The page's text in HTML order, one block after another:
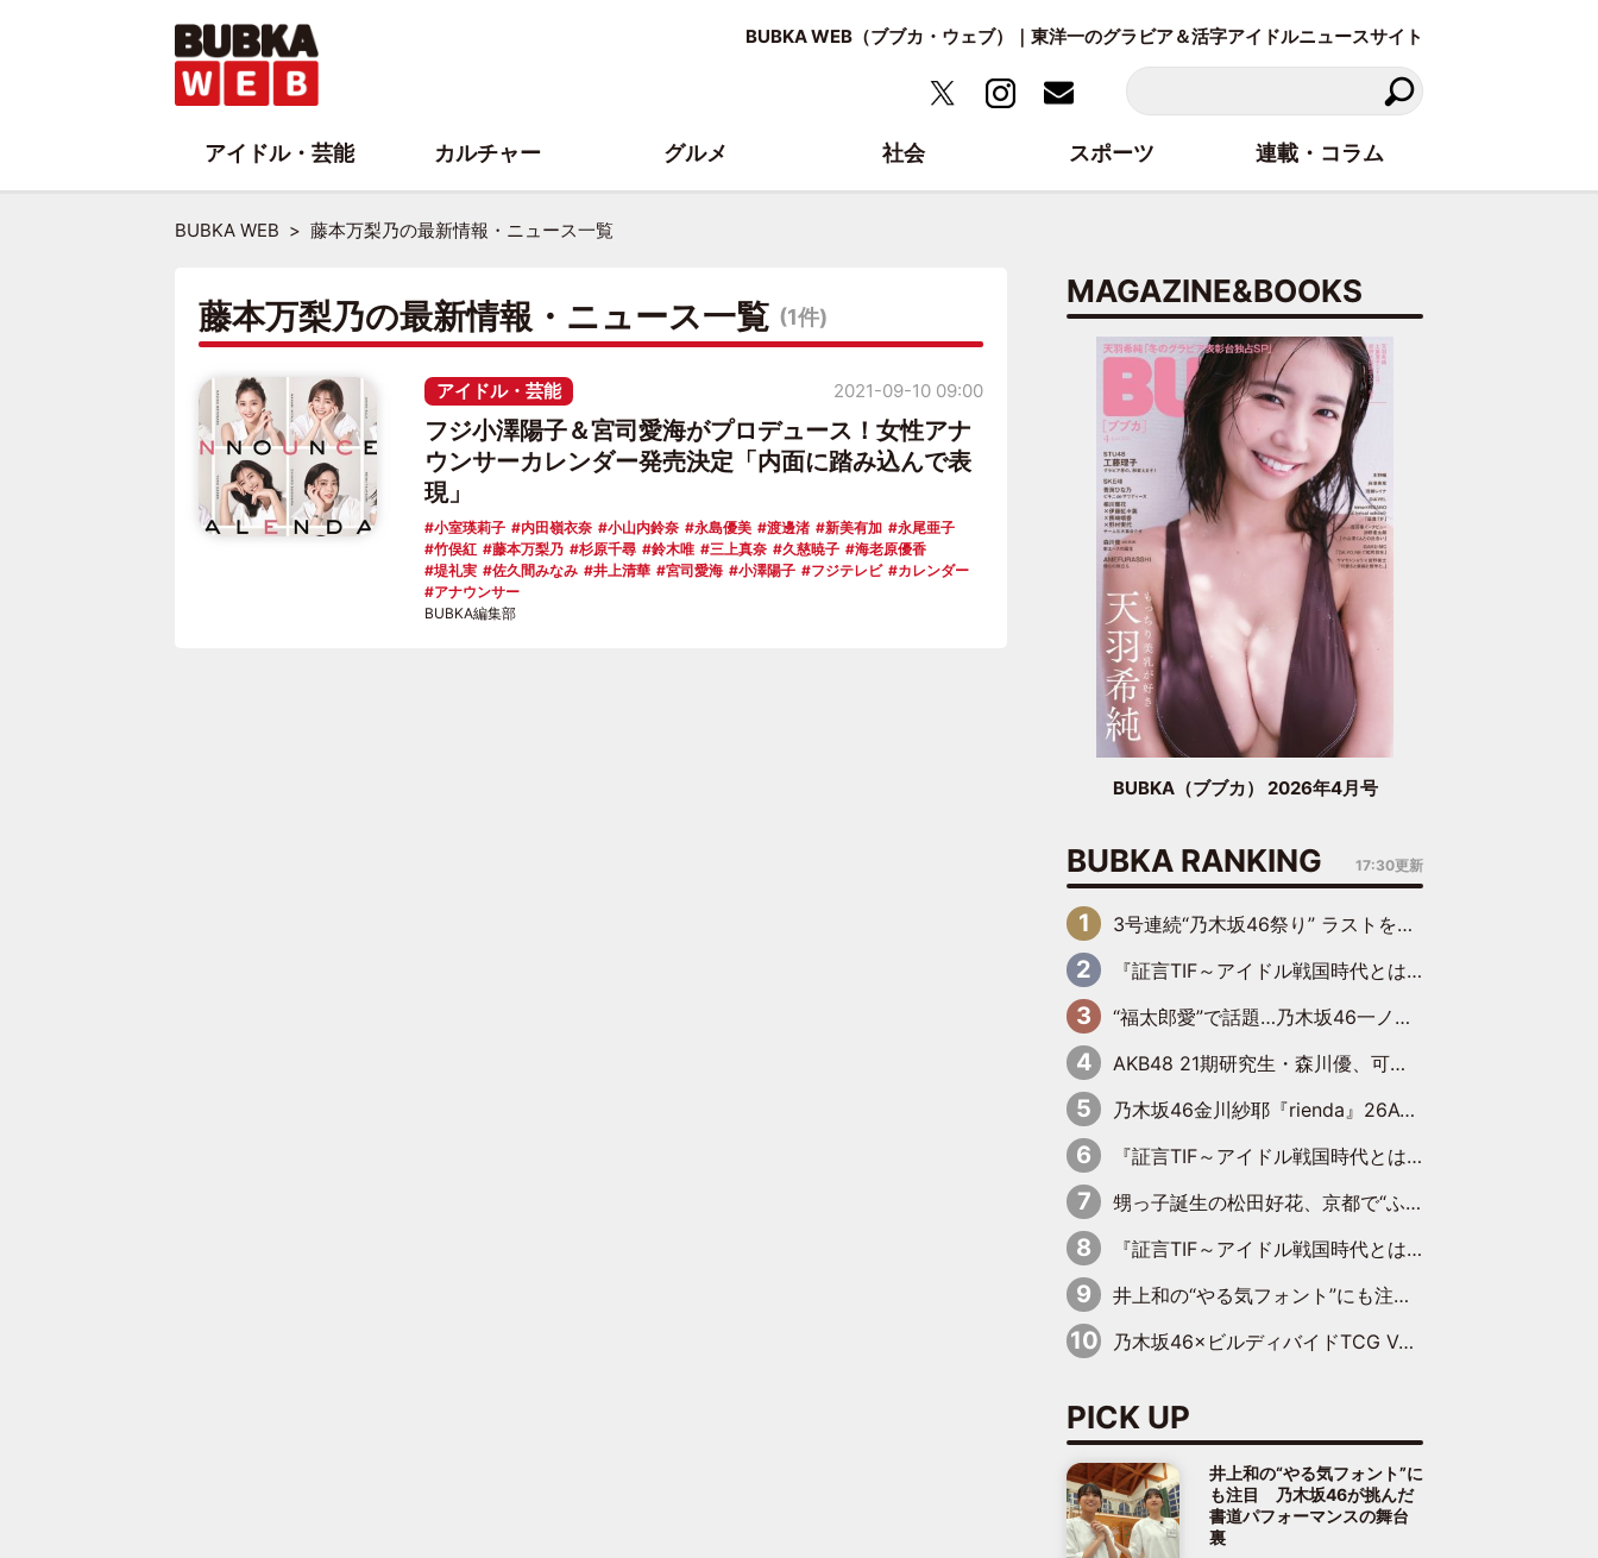
BUBKA WEB（ブブカ・ウェブ）｜東洋一のグラビア＆活字アイドルニュースサイト
BUBKA WEB 藤本万梨乃の最新情報・ニュース一覧
藤本万梨乃の最新情報・ニュース一覧 (1件)
アイドル・芸能
フジ小澤陽子＆宮司愛海がプロデュース！女性アナ
ウンサーカレンダー発売決定「内面に踏み込んで表
現」
小室瑛莉子 内田嶺衣奈 小山内鈴奈 永島優美 渡邊渚 新美有加
永尾亜子
竹俣紅
藤本万梨乃 杉原千尋 鈴木唯 三上真奈 久慈暁子
海老原優香
堤礼実
佐久間みなみ 井上清華 宮司愛海 小澤陽子 フジテレビ
カレンダー
アナウンサー
2021-09-10 09:00
BUBKA編集部
MAGAZINE&BOOKS
BUBKA（ブブカ） 2026年4月号
BUBKA RANKING 17:30更新
3号連続“乃木坂46祭り” ラストを飾るのは賀喜遥香…5年ぶりの登場に「5年分大人になった私を見ていただけたら」
『証言TIF～アイドル戦国時代とはなんだったのか～』第6回：でんぱ組.inc・古川未鈴×相沢梨紗「『ハロプロやりたかったな』って言ったら、夢眠ねむさんに『てめえはでんぱ組．incなんだよ！』って肩パンされて(笑)」
“福太郎愛”で話題…乃木坂46一ノ瀬美空、地元福岡『めんべい25周年トップサポーター』に就任
AKB48 21期研究生・森川優、可愛さもある大人の女性に
乃木坂46金川紗耶『rienda』26AW LOOKモデルに就任
『証言TIF～アイドル戦国時代とはなんだったのか～』第11回：私立恵比寿中学・真山りか×安本彩花「TIFで10年ぶりのキョンシーメイクをしたら、場を完全に引かせてしまって。時代が変わったんだなって」
甥っ子誕生の松田好花、京都で“ふたつの家族”をはしご！ “母”黒谷友香に見送られ、“父”松岡昌宏とはハシゴ酒
『証言TIF～アイドル戦国時代とはなんだったのか～』第10回：さくら学院・武藤彩未×飯田らうら「正直、中3で辞めるというのを信じてなくて。そう言われてはいたけど、嘘でしょって」
井上和の“やる気フォント”にも注目 乃木坂46が挑んだ書道パフォーマンスの舞台裏
乃木坂46×ビルディバイドTCG Vol.2公開 賀喜遥香＆田村真佑が『京まふ』ステージに登壇
PICK UP
井上和の“やる気フォント”に
も注目 乃木坂46が挑んだ
書道パフォーマンスの舞台
裏
アイドル・芸能 カルチャー グルメ 社会 スポーツ 連載・コラム